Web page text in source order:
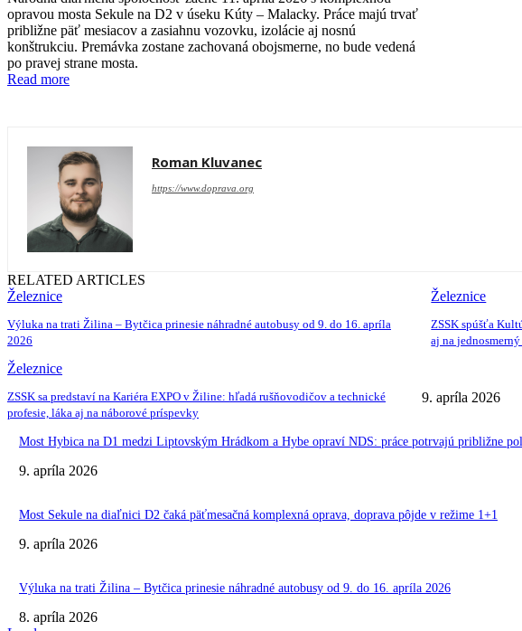
opravou mosta Sekule na D2 v úseku Kúty – Malacky. Práce majú trvať
približne päť mesiacov a zasiahnu vozovku, izolácie aj nosnú
konštrukciu. Premávka zostane zachovaná obojsmerne, no bude vedená
po pravej strane mosta.
Read more
Roman Kluvanec
https://www.doprava.org
RELATED ARTICLES
Železnice
Výluka na trati Žilina – Bytčica prinesie náhradné autobusy od 9. do 16. apríla
2026
Železnice
ZSSK spúšťa
aj na
Železnice
ZSSK sa predstaví na Kariéra EXPO v Žiline: hľadá rušňovodičov a technické
profesie, láka aj na náborové príspevky
9. apríla 2026
Most Hybica na D1 medzi Liptovským Hrádkom a Hybe opraví NDS: práce potrvajú približne
9. apríla 2026
Most Sekule na diaľnici D2 čaká päťmesačná komplexná oprava, doprava pôjde v režime 1+1
9. apríla 2026
Výluka na trati Žilina – Bytčica prinesie náhradné autobusy od 9. do 16. apríla 2026
8. apríla 2026